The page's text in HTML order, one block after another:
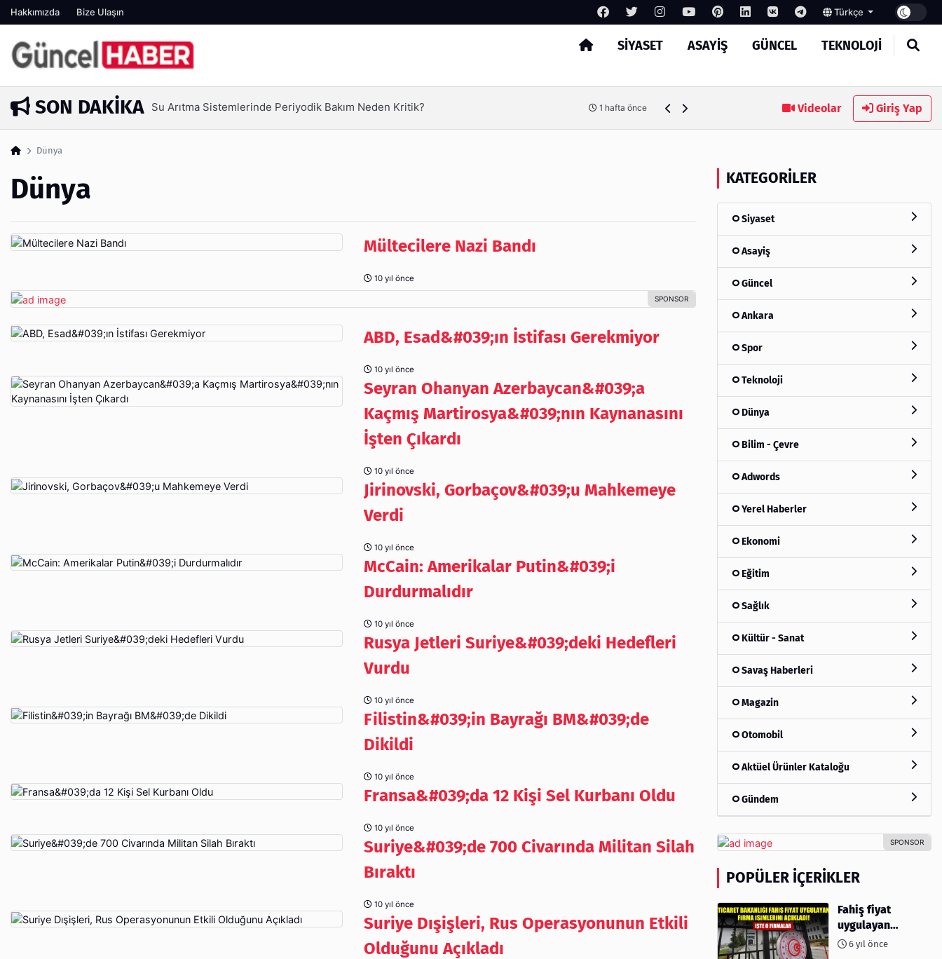
Hakkımızda Bize Ulaşın Türkçe
SIYASET ASAYIŞ GÜNCEL TEKNOLOJI
Arama
SON DAKIKA
5 gün önce Su Arıtma Sistemlerinde Periyodik Bakım Neden Kritik? 1 hafta önce Ambalaj Süreçlerinde Yeni Nesil Verimliliği Olimpack ile
Videolar Giriş Yap
Dünya
Dünya
Mültecilere Nazi Bandı
10 yıl önce
ABD, Esad&#039;ın İstifası Gerekmiyor
10 yıl önce
Seyran Ohanyan Azerbaycan&#039;a
Kaçmış Martirosya&#039;nın Kaynanasını
İşten Çıkardı
10 yıl önce
Jirinovski, Gorbaçov&#039;u Mahkemeye
Verdi
10 yıl önce
McCain: Amerikalar Putin&#039;i
Durdurmalıdır
10 yıl önce
Rusya Jetleri Suriye&#039;deki Hedefleri
Vurdu
10 yıl önce
Filistin&#039;in Bayrağı BM&#039;de
Dikildi
10 yıl önce
Fransa&#039;da 12 Kişi Sel Kurbanı Oldu
10 yıl önce
Suriye&#039;de 700 Civarında Militan Silah
Bıraktı
10 yıl önce
Suriye Dışişleri, Rus Operasyonunun Etkili
Olduğunu Açıkladı
KATEGORILER
Siyaset
Asayiş
Güncel
Ankara
Spor
Teknoloji
Dünya
Bilim - Çevre
Adwords
Yerel Haberler
Ekonomi
Eğitim
Sağlık
Kültür - Sanat
Savaş Haberleri
Magazin
Otomobil
Aktüel Ürünler Kataloğu
Gündem
POPÜLER İÇERIKLER
Fahiş fiyat
uygulayan
firmalar açıklandı
6 yıl önce